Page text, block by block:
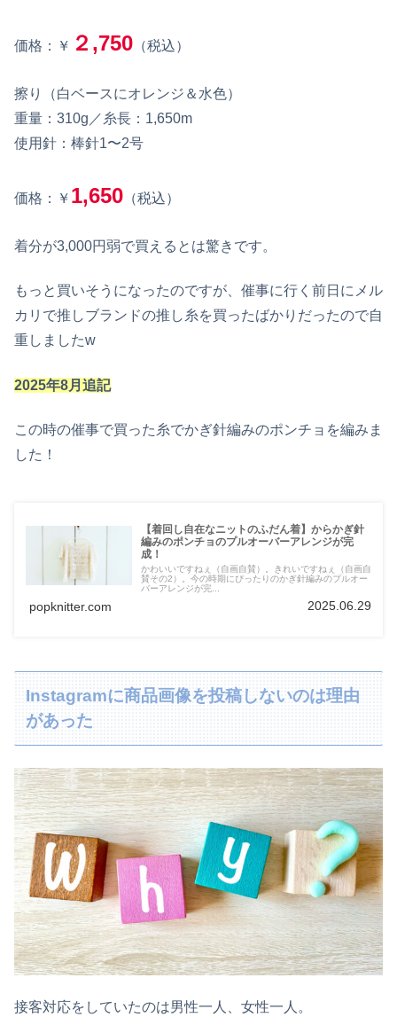
価格：￥ ２,750 （税込）
擦り（白ベースにオレンジ＆水色）
重量：310g／糸長：1,650m
使用針：棒針1〜2号
価格：￥ 1,650 （税込）
着分が3,000円弱で買えるとは驚きです。
もっと買いそうになったのですが、催事に行く前日にメル
カリで推しブランドの推し糸を買ったばかりだったので自
重しましたw
2025年8月追記
この時の催事で買った糸でかぎ針編みのポンチョを編みま
した！
【着回し自在なニットのふだん着】からかぎ針
編みのポンチョのプルオーバーアレンジが完
成！
かわいいですねぇ（自画自賛）。きれいですねぇ（自画自
賛その2）。今の時期にぴったりのかぎ針編みのプルオー
バーアレンジが完...
popknitter.com 2025.06.29
Instagramに商品画像を投稿しないのは理由
があった
接客対応をしていたのは男性一人、女性一人。